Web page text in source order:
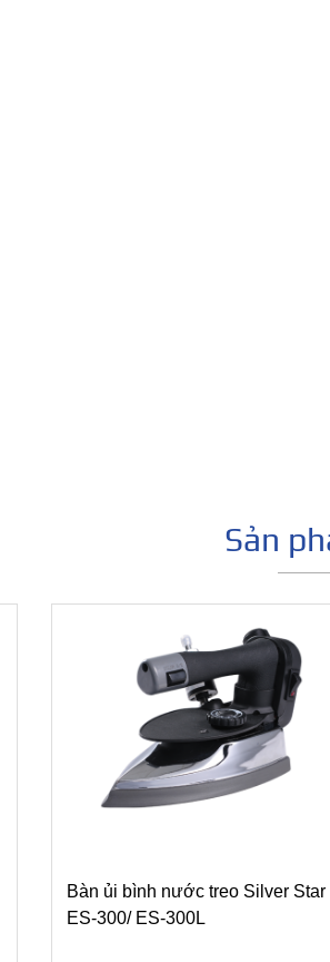
Sản
Bàn ủi bình nước treo Silver Star
ES-300/ ES-300L